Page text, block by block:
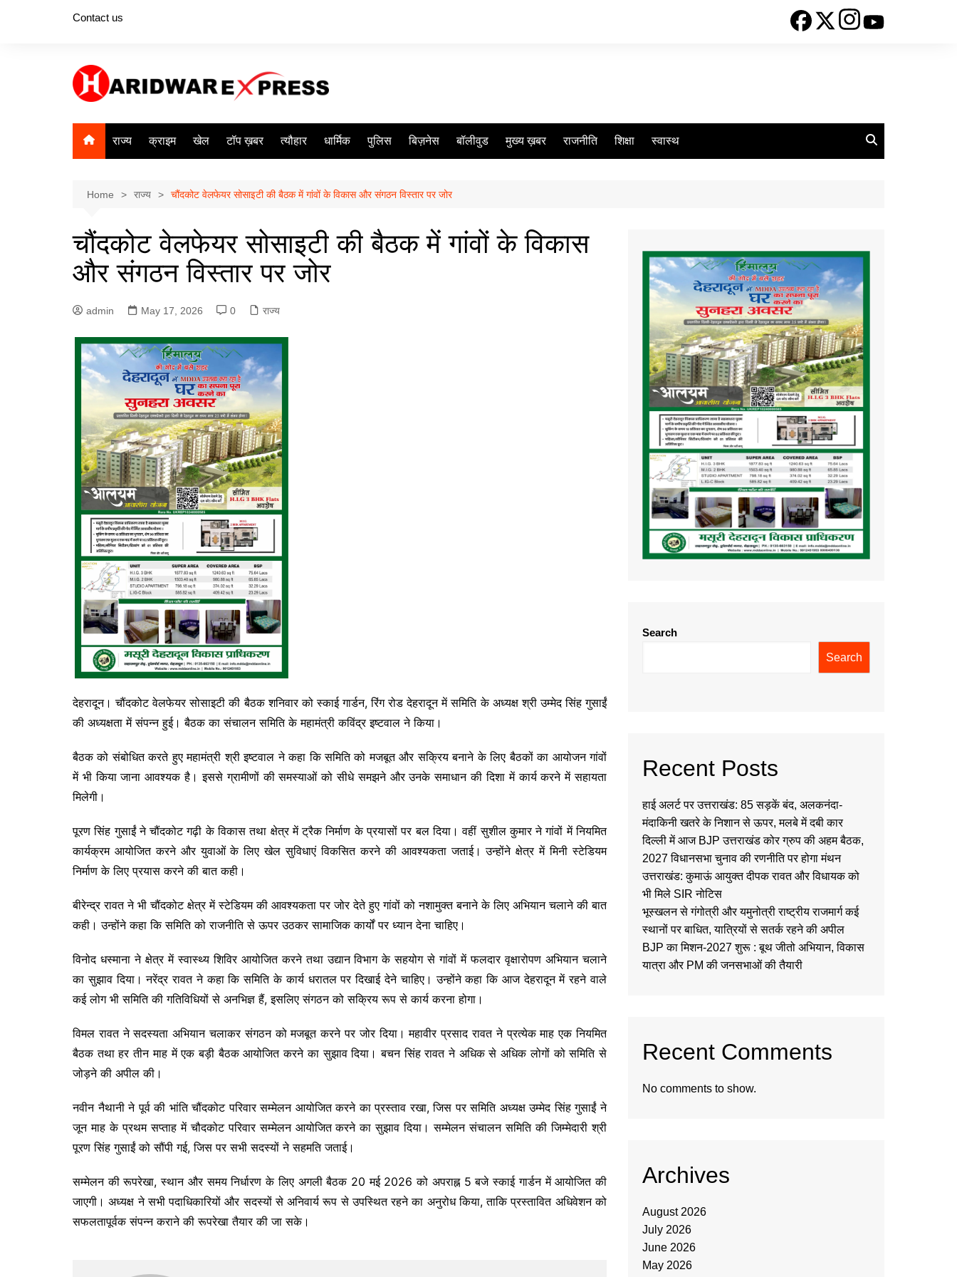
Contact us
राज्य क्राइम खेल टॉप ख़बर त्यौहार धार्मिक पुलिस बिज़नेस बॉलीवुड मुख्य ख़बर राजनीति शिक्षा स्वास्थ
Home राज्य चौंदकोट वेलफेयर सोसाइटी की बैठक में गांवों के विकास और संगठन विस्तार पर जोर
चौंदकोट वेलफेयर सोसाइटी की बैठक में गांवों के विकास
और संगठन विस्तार पर जोर
admin May 17, 2026 0 राज्य
देहरादून। चौंदकोट वेलफेयर सोसाइटी की बैठक शनिवार को स्काई गार्डन, रिंग रोड देहरादून में समिति के अध्यक्ष श्री उम्मेद सिंह गुसाईं
की अध्यक्षता में संपन्न हुई। बैठक का संचालन समिति के महामंत्री कविंद्र इष्टवाल ने किया।
बैठक को संबोधित करते हुए महामंत्री श्री इष्टवाल ने कहा कि समिति को मजबूत और सक्रिय बनाने के लिए बैठकों का आयोजन गांवों
में भी किया जाना आवश्यक है। इससे ग्रामीणों की समस्याओं को सीधे समझने और उनके समाधान की दिशा में कार्य करने में सहायता
मिलेगी।
पूरण सिंह गुसाईं ने चौंदकोट गढ़ी के विकास तथा क्षेत्र में ट्रैक निर्माण के प्रयासों पर बल दिया। वहीं सुशील कुमार ने गांवों में नियमित
कार्यक्रम आयोजित करने और युवाओं के लिए खेल सुविधाएं विकसित करने की आवश्यकता जताई। उन्होंने क्षेत्र में मिनी स्टेडियम
निर्माण के लिए प्रयास करने की बात कही।
बीरेन्द्र रावत ने भी चौंदकोट क्षेत्र में स्टेडियम की आवश्यकता पर जोर देते हुए गांवों को नशामुक्त बनाने के लिए अभियान चलाने की बात
कही। उन्होंने कहा कि समिति को राजनीति से ऊपर उठकर सामाजिक कार्यों पर ध्यान देना चाहिए।
विनोद धस्माना ने क्षेत्र में स्वास्थ्य शिविर आयोजित करने तथा उद्यान विभाग के सहयोग से गांवों में फलदार वृक्षारोपण अभियान चलाने
का सुझाव दिया। नरेंद्र रावत ने कहा कि समिति के कार्य धरातल पर दिखाई देने चाहिए। उन्होंने कहा कि आज देहरादून में रहने वाले
कई लोग भी समिति की गतिविधियों से अनभिज्ञ हैं, इसलिए संगठन को सक्रिय रूप से कार्य करना होगा।
विमल रावत ने सदस्यता अभियान चलाकर संगठन को मजबूत करने पर जोर दिया। महावीर प्रसाद रावत ने प्रत्येक माह एक नियमित
बैठक तथा हर तीन माह में एक बड़ी बैठक आयोजित करने का सुझाव दिया। बचन सिंह रावत ने अधिक से अधिक लोगों को समिति से
जोड़ने की अपील की।
नवीन नैथानी ने पूर्व की भांति चौंदकोट परिवार सम्मेलन आयोजित करने का प्रस्ताव रखा, जिस पर समिति अध्यक्ष उम्मेद सिंह गुसाईं ने
जून माह के प्रथम सप्ताह में चौदकोट परिवार सम्मेलन आयोजित करने का सुझाव दिया। सम्मेलन संचालन समिति की जिम्मेदारी श्री
पूरण सिंह गुसाईं को सौंपी गई, जिस पर सभी सदस्यों ने सहमति जताई।
सम्मेलन की रूपरेखा, स्थान और समय निर्धारण के लिए अगली बैठक 20 मई 2026 को अपराह्न 5 बजे स्काई गार्डन में आयोजित की
जाएगी। अध्यक्ष ने सभी पदाधिकारियों और सदस्यों से अनिवार्य रूप से उपस्थित रहने का अनुरोध किया, ताकि प्रस्तावित अधिवेशन को
सफलतापूर्वक संपन्न कराने की रूपरेखा तैयार की जा सके।
Search
Search
Recent Posts
हाई अलर्ट पर उत्तराखंड: 85 सड़कें बंद, अलकनंदा-
मंदाकिनी खतरे के निशान से ऊपर, मलबे में दबी कार
दिल्ली में आज BJP उत्तराखंड कोर ग्रुप की अहम बैठक,
2027 विधानसभा चुनाव की रणनीति पर होगा मंथन
उत्तराखंड: कुमाऊं आयुक्त दीपक रावत और विधायक को
भी मिले SIR नोटिस
भूस्खलन से गंगोत्री और यमुनोत्री राष्ट्रीय राजमार्ग कई
स्थानों पर बाधित, यात्रियों से सतर्क रहने की अपील
BJP का मिशन-2027 शुरू : बूथ जीतो अभियान, विकास
यात्रा और PM की जनसभाओं की तैयारी
Recent Comments
No comments to show.
Archives
August 2026
July 2026
June 2026
May 2026